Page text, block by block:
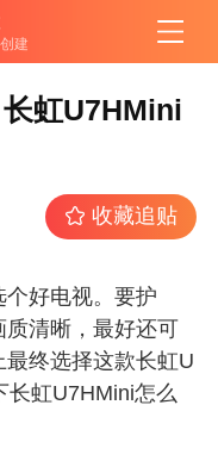
建
虹U7HMini
收藏追贴
好电视。要护
质清晰，最好还可
终选择这款长虹U
长虹U7HMini怎么